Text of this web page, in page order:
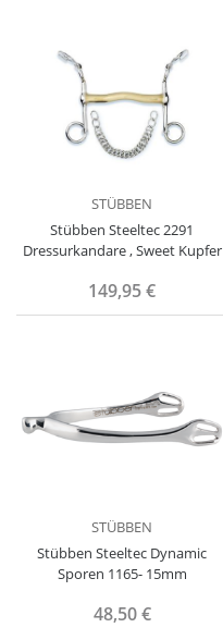
STÜBBEN
Stübben Steeltec 2291
Dressurkandare , Sweet Kupfer
149,95 €
STÜBBEN
Stübben Steeltec Dynamic
Sporen 1165- 15mm
48,50 €